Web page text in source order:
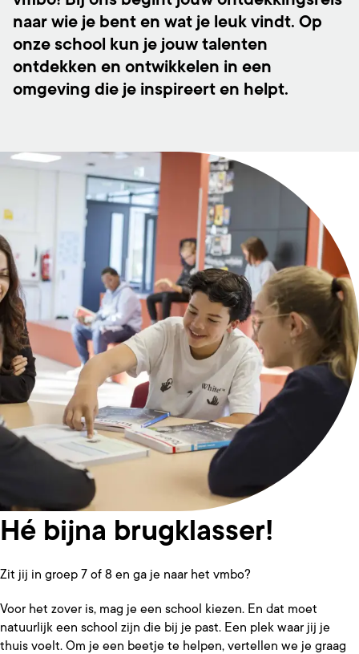
naar wie je bent en wat je leuk vindt. Op
onze school kun je jouw talenten
ontdekken en ontwikkelen in een
omgeving die je inspireert en helpt.
Hé bijna brugklasser!
Zit jij in groep 7 of 8 en ga je naar het vmbo?
Voor het zover is, mag je een school kiezen. En dat moet
natuurlijk een school zijn die bij je past. Een plek waar jij je
thuis voelt. Om je een beetje te helpen, vertellen we je graag